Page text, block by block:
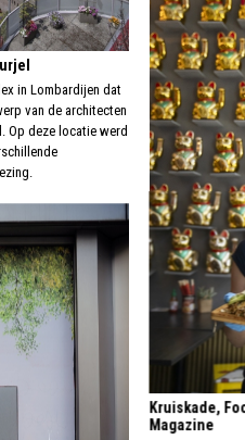
in Lombardijen dat
van de architecten
Op deze locatie werd
Kruiskade,
Magazine